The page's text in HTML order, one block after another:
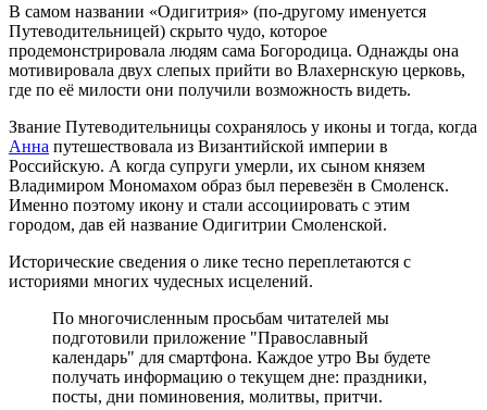
В самом названии «Одигитрия» (по-другому именуется
Путеводительницей) скрыто чудо, которое
продемонстрировала людям сама Богородица. Однажды она
мотивировала двух слепых прийти во Влахернскую церковь,
где по её милости они получили возможность видеть.
Звание Путеводительницы сохранялось у иконы и тогда, когда
Анна путешествовала из Византийской империи в
Российскую. А когда супруги умерли, их сыном князем
Владимиром Мономахом образ был перевезён в Смоленск.
Именно поэтому икону и стали ассоциировать с этим
городом, дав ей название Одигитрии Смоленской.
Исторические сведения о лике тесно переплетаются с
историями многих чудесных исцелений.
По многочисленным просьбам читателей мы
подготовили приложение "Православный
календарь" для смартфона. Каждое утро Вы будете
получать информацию о текущем дне: праздники,
посты, дни поминовения, молитвы, притчи.